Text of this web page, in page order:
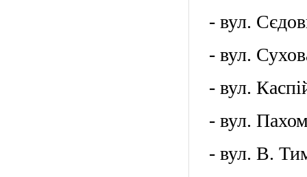
- вул.
- вул.
- вул.
- вул.
- вул. В.